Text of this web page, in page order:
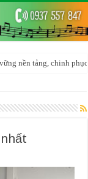
nền tảng, chinh